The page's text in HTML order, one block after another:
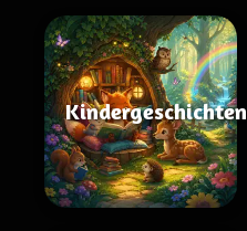
Kindergeschichten